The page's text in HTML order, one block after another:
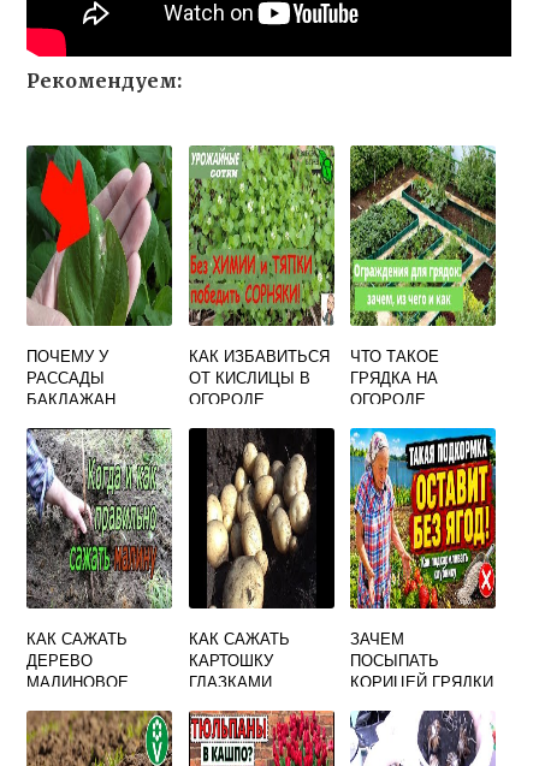
Рекомендуем:
ПОЧЕМУ У
РАССАДЫ
БАКЛАЖАН
ЛИСТЬЯ И
СОХНУТ
КАК ИЗБАВИТЬСЯ
ОТ КИСЛИЦЫ В
ОГОРОДЕ
ЧТО ТАКОЕ
ГРЯДКА НА
ОГОРОДЕ
КАК САЖАТЬ
ДЕРЕВО
МАЛИНОВОЕ
КАК САЖАТЬ
КАРТОШКУ
ГЛАЗКАМИ
ЗАЧЕМ
ПОСЫПАТЬ
КОРИЦЕЙ ГРЯДКИ